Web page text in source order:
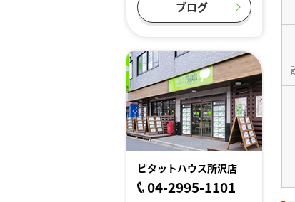
ブログ
ピタットハウス所沢店
04-2995-1101